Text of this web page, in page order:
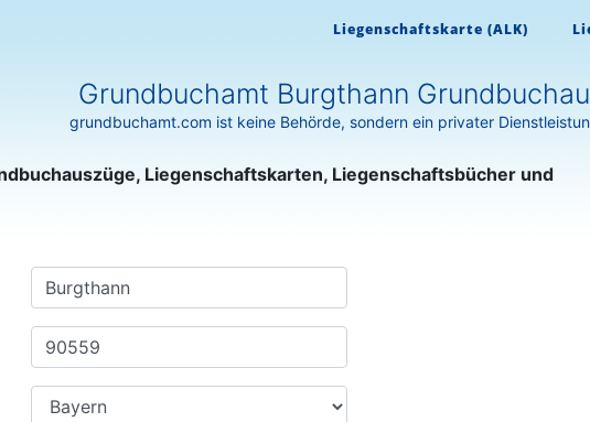
Liegenschaftskarte (ALK)
Grundbuchamt Burgthann
grundbuchamt.com ist keine Behörde, sondern ein privater
Liegenschaftskarten, Liegenschaftsbücher und